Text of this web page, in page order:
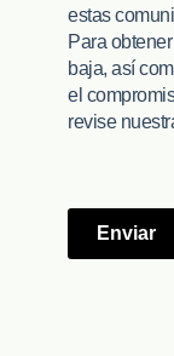
estas
Para
baja, así
el
revise
Enviar